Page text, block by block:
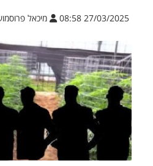
27/03/2025 08:58 מיכאל